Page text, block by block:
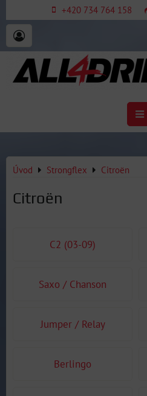
+420 734 764 158
Úvod Strongflex Citroën
Citroën
C2 (03-09)
Saxo / Chanson
Jumper / Relay
Berlingo